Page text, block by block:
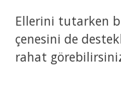
Ellerini tutarken
çenesini de
rahat